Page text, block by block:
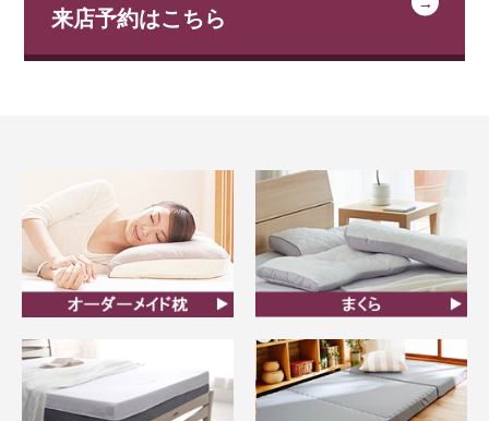
来店予約はこちら